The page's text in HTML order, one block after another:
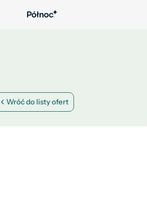
Wróć do listy ofert